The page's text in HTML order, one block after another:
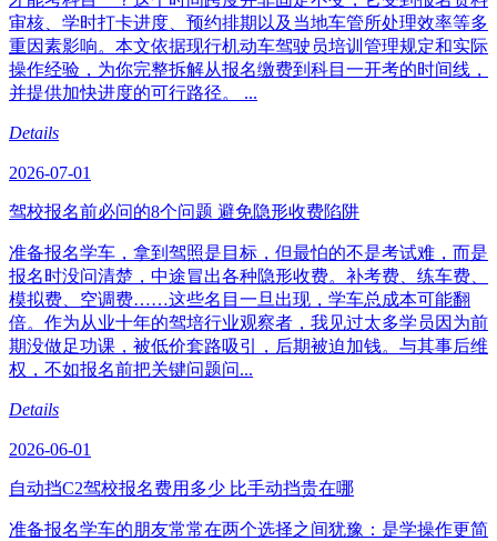
审核、学时打卡进度、预约排期以及当地车管所处理效率等多
重因素影响。本文依据现行机动车驾驶员培训管理规定和实际
操作经验，为你完整拆解从报名缴费到科目一开考的时间线，
并提供加快进度的可行路径。 ...
Details
2026-07-01
驾校报名前必问的8个问题 避免隐形收费陷阱
准备报名学车，拿到驾照是目标，但最怕的不是考试难，而是
报名时没问清楚，中途冒出各种隐形收费。补考费、练车费、
模拟费、空调费……这些名目一旦出现，学车总成本可能翻
倍。作为从业十年的驾培行业观察者，我见过太多学员因为前
期没做足功课，被低价套路吸引，后期被迫加钱。与其事后维
权，不如报名前把关键问题问...
Details
2026-06-01
自动挡C2驾校报名费用多少 比手动挡贵在哪
准备报名学车的朋友常常在两个选择之间犹豫：是学操作更简